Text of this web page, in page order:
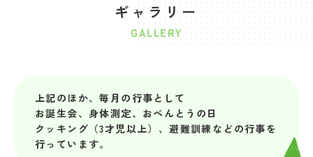
ギャラリー
GALLERY
上記のほか、毎月の行事として
お誕生会、身体測定、おべんとうの日
クッキング（3才児以上）、避難訓練などの行事を
行っています。